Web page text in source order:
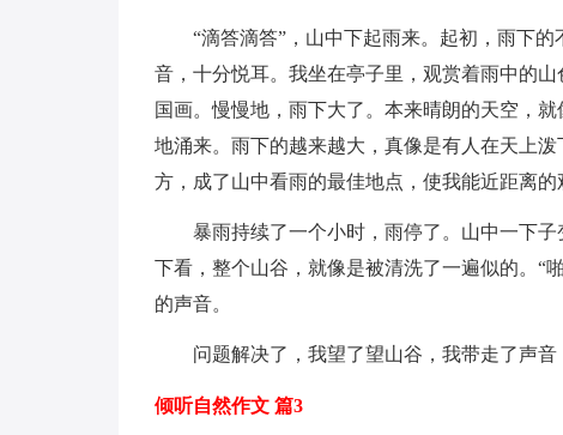
“滴答滴答”，山中下起雨来。起初，雨下
音，十分悦耳。我坐在亭子里，观赏着雨中的
国画。慢慢地，雨下大了。本来晴朗的天空，
地涌来。雨下的越来越大，真像是有人在天上
方，成了山中看雨的最佳地点，使我能近距离
暴雨持续了一个小时，雨停了。山中一下
下看，整个山谷，就像是被清洗了一遍似的。“
的声音。
问题解决了，我望了望山谷，我带走了声
倾听自然作文 篇3